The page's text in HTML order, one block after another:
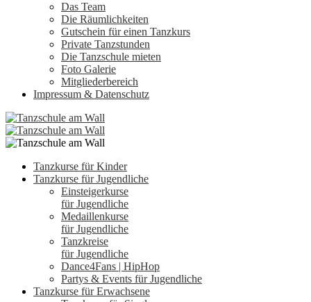
Das Team
Die Räumlichkeiten
Gutschein für einen Tanzkurs
Private Tanzstunden
Die Tanzschule mieten
Foto Galerie
Mitgliederbereich
Impressum & Datenschutz
Tanzkurse für Kinder
Tanzkurse für Jugendliche
Einsteigerkurse
für Jugendliche
Medaillenkurse
für Jugendliche
Tanzkreise
für Jugendliche
Dance4Fans | HipHop
Partys & Events für Jugendliche
Tanzkurse für Erwachsene